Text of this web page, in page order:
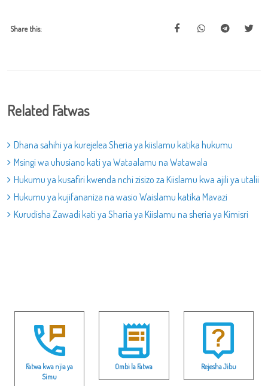
Share this:
Related Fatwas
Dhana sahihi ya kurejelea Sheria ya kiislamu katika hukumu
Msingi wa uhusiano kati ya Wataalamu na Watawala
Hukumu ya kusafiri kwenda nchi zisizo za Kiislamu kwa ajili ya utalii
Hukumu ya kujifananiza na wasio Waislamu katika Mavazi
Kurudisha Zawadi kati ya Sharia ya Kiislamu na sheria ya Kimisri
Fatwa kwa njia ya
Simu
Ombi la Fatwa Rejesha Jibu